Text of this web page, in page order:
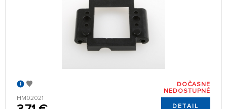
HM02021
DOČASNE
NEDOSTUPNÉ
DETAIL